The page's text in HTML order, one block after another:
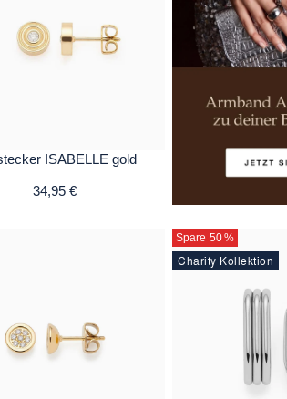
ISABELLE gold
34,95 €
Spare 50%
Charity Kollektion